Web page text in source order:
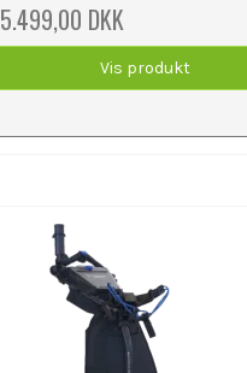
5.499,00 DKK
Vis produkt